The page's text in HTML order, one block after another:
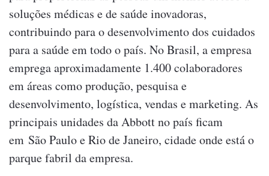
soluções médicas e de saúde inovadoras,
contribuindo para o desenvolvimento dos cuidados
para a saúde em todo o país. No Brasil, a empresa
emprega aproximadamente 1.400 colaboradores
em áreas como produção, pesquisa e
desenvolvimento, logística, vendas e marketing. As
principais unidades da Abbott no país ficam
em São Paulo e Rio de Janeiro, cidade onde está o
parque fabril da empresa.